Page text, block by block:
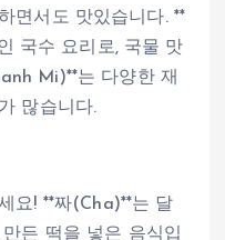
면서도 맛있습니다. **
국수 요리로, 국물 맛
Mi)**는 다양한 재
많습니다.
요! **짜(Cha)**는 달
든 떡을 넣은 음식입